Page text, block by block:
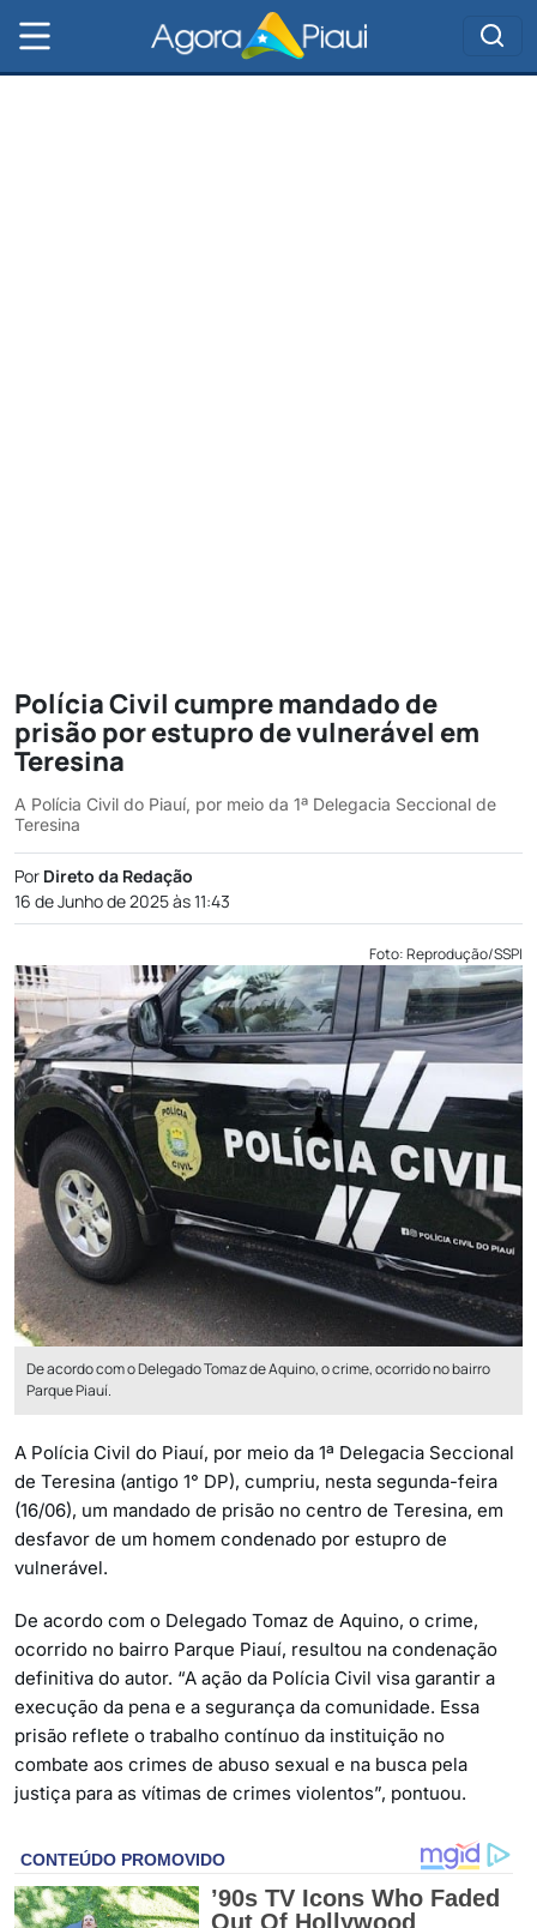
Polícia Civil cumpre mandado de
prisão por estupro de vulnerável em
Teresina
A Polícia Civil do Piauí, por meio da 1ª Delegacia Seccional de
Teresina
Por Direto da Redação
16 de Junho de 2025 às 11:43
Foto: Reprodução/SSPI
De acordo com o Delegado Tomaz de Aquino, o crime, ocorrido no bairro
Parque Piauí.
A Polícia Civil do Piauí, por meio da 1ª Delegacia Seccional
de Teresina (antigo 1° DP), cumpriu, nesta segunda-feira
(16/06), um mandado de prisão no centro de Teresina, em
desfavor de um homem condenado por estupro de
vulnerável.
De acordo com o Delegado Tomaz de Aquino, o crime,
ocorrido no bairro Parque Piauí, resultou na condenação
definitiva do autor. “A ação da Polícia Civil visa garantir a
execução da pena e a segurança da comunidade. Essa
prisão reflete o trabalho contínuo da instituição no
combate aos crimes de abuso sexual e na busca pela
justiça para as vítimas de crimes violentos”, pontuou.